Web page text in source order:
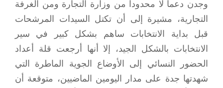
وجدن دعما لا محدودا من وزارة التجارة ومن الغرفة
التجارية، مشيرة إلى أن تكتل السيدات المرشحات
قبل بداية الانتخابات ساهم بشكل كبير في سير
الانتخابات بالشكل الجيد، إلا أنها أرجعت قلة أعداد
الحضور النسائي إلى الأوضاع الجوية الماطرة التي
شهدتها جدة على مدار اليومين الماضيين، متوقعة أن